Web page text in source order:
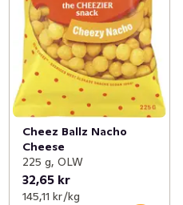
Cheez Ballz Nacho
Cheese
225 g, OLW
32,65 kr
145,11 kr /kg